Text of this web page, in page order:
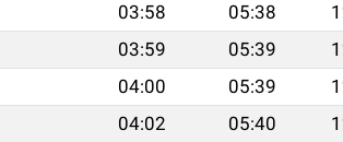
03:58 05:38
03:59 05:39
04:00 05:39
04:02 05:40